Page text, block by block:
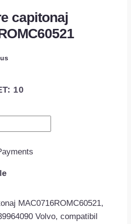
capitonaj
10
MAC0716ROMC60521,
Volvo, compatibil